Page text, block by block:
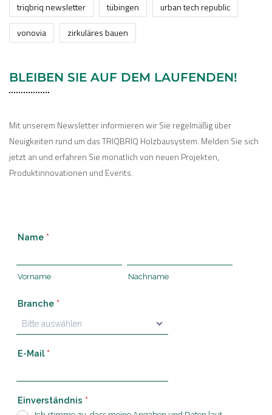
triqbriq newsletter
tübingen
urban tech republic
vonovia
zirkuläres bauen
BLEIBEN SIE AUF DEM LAUFENDEN!
Mit unserem Newsletter informieren wir Sie regelmäßig über
Neuigkeiten rund um das TRIQBRIQ Holzbausystem. Melden Sie sich
jetzt an und erfahren Sie monatlich von neuen Projekten,
Produktinnovationen und Events.